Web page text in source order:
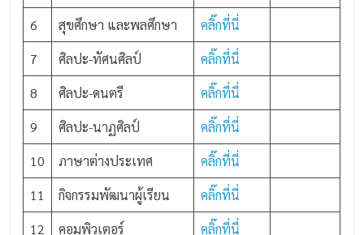
6 สุขศึกษา และพลศึกษา
คลิ๊กที่นี่
7
ศิลปะ-ทัศนศิลป์
คลิ๊กที่นี่
8
ศิลปะ-ดนตรี
คลิ๊กที่นี่
9
ศิลปะ-นาฏศิลป์
คลิ๊กที่นี่
10
ภาษาต่างประเทศ
คลิ๊กที่นี่
11
กิจกรรมพัฒนาผู้เรียน
คลิ๊กที่นี่
12
คอมพิวเตอร์ คลิ๊กที่นี่